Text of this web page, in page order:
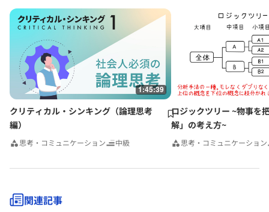
1:45:39
クリティカル・シンキング（論理思考
編）
思考・コミュニケーション 中級
ロジックツリー ~物事を
解」の考え方~
思考・コミュニケーション
関連記事